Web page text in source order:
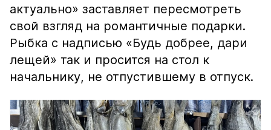
актуально» заставляет пересмотреть
свой взгляд на романтичные подарки.
Рыбка с надписью «Будь добрее, дари
лещей» так и просится на стол к
начальнику, не отпустившему в отпуск.